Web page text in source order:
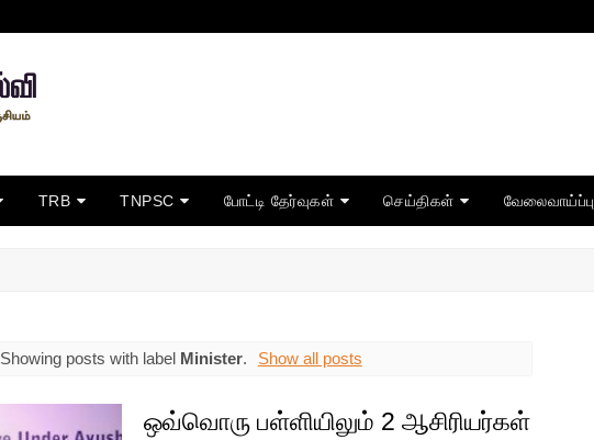
TRB TNPSC போட்டி தேர்வுகள் செய்திகள் வேலைவாய்ப்பு
Showing posts with label Minister. Show all posts
ஒவ்வொரு பள்ளியிலும் 2 ஆசிரியர்கள்